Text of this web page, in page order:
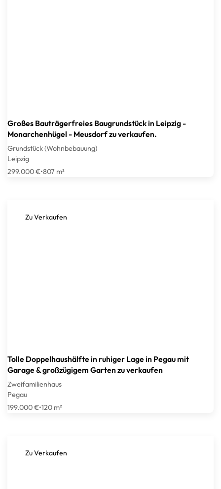
Großes Bauträgerfreies Baugrundstück in Leipzig -
Monarchenhügel - Meusdorf zu verkaufen.
Grundstück (Wohnbebauung)
Leipzig
299.000 €•807 m²
Zu Verkaufen
Tolle Doppelhaushälfte in ruhiger Lage in Pegau mit
Garage & großzügigem Garten zu verkaufen
Zweifamilienhaus
Pegau
199.000 €•120 m²
Zu Verkaufen